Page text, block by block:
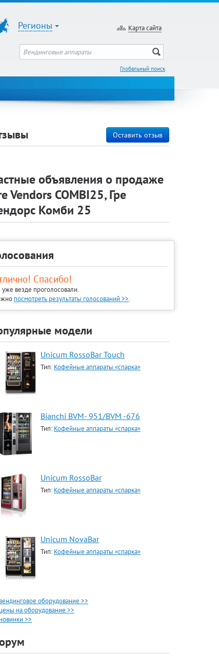
Регионы Карта сайта
Глобальный поиск
Оставить отзыв
объявления о продаже
Vendors COMBI25, Гре
Комби 25
Спасибо!
везде проголосовали.
посмотреть результаты голосований >>.
модели
Unicum RossoBar Touch
Тип: Кофейные аппараты «спарка»
Bianchi BVM- 951/BVM -676
Тип: Кофейные аппараты «спарка»
Unicum RossoBar
Тип: Кофейные аппараты «спарка»
Unicum NovaBar
Тип: Кофейные аппараты «спарка»
вендинговое оборудование >>
цены на оборудование >>
новинки >>